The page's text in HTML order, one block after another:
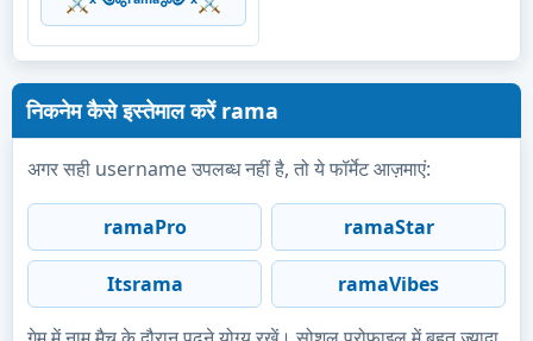
निकनेम कैसे इस्तेमाल करें rama
अगर सही username उपलब्ध नहीं है, तो ये फॉर्मेट आज़माएं:
ramaPro ramaStar
Itsrama ramaVibes